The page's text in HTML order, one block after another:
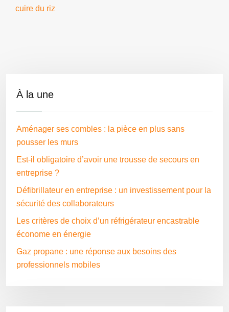
cuire du riz
À la une
Aménager ses combles : la pièce en plus sans
pousser les murs
Est-il obligatoire d’avoir une trousse de secours en
entreprise ?
Défibrillateur en entreprise : un investissement pour la
sécurité des collaborateurs
Les critères de choix d’un réfrigérateur encastrable
économe en énergie
Gaz propane : une réponse aux besoins des
professionnels mobiles